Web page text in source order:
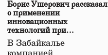
Борис Ушерович рассказал
о применении
инновационных
технологий при
строительстве нового моста
в Забайкалье
В Забайкалье